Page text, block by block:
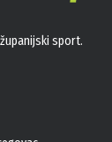
sport.